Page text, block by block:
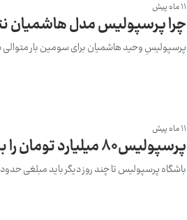
11 ماه پیش
چرا پرسپولیس مدل هاشمیان
پرسپولیسِ وحید هاشمیان برای سومین بار
11 ماه پیش
پرسپولیس۸۰ میلیارد تومان را باید به‌عنوان غرامت به بازیکنان سابق خود پرداخت کند
باشگاه پرسپولیس تا چند روز دیگر باید مبلغی حدود ۸۰ میلیارد تومان را به‌عنوان غرامت به بازیکنان سابق خود پرداخت کند.